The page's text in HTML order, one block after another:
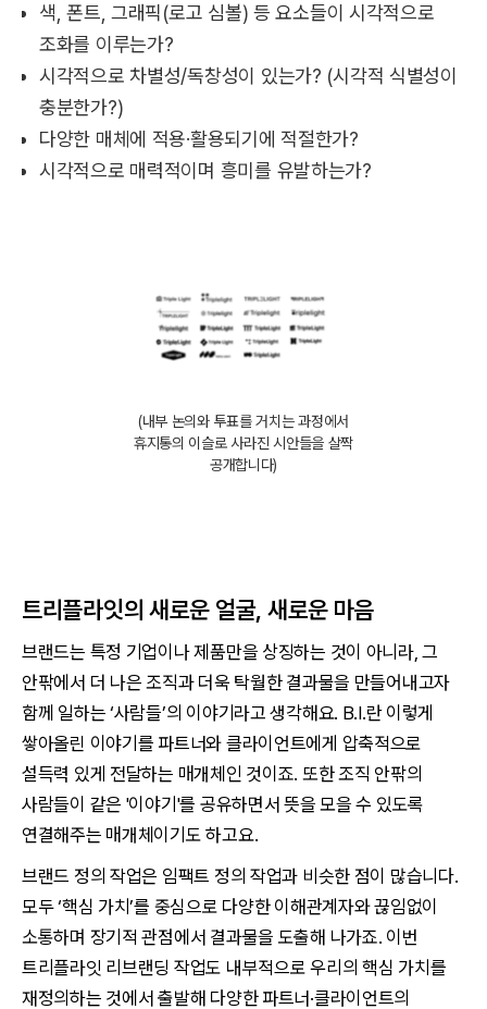
색, 폰트, 그래픽(로고 심볼) 등 요소들이 시각적으로
조화를 이루는가?
시각적으로 차별성/독창성이 있는가? (시각적 식별성이
충분한가?)
다양한 매체에 적용·활용되기에 적절한가?
시각적으로 매력적이며 흥미를 유발하는가?
(내부 논의와 투표를 거치는 과정에서
휴지통의 이슬로 사라진 시안들을 살짝
공개합니다)
트리플라잇의 새로운 얼굴, 새로운 마음
브랜드는 특정 기업이나 제품만을 상징하는 것이 아니라, 그
안팎에서 더 나은 조직과 더욱 탁월한 결과물을 만들어내고자
함께 일하는 ‘사람들’의 이야기라고 생각해요. B.I.란 이렇게
쌓아올린 이야기를 파트너와 클라이언트에게 압축적으로
설득력 있게 전달하는 매개체인 것이죠. 또한 조직 안팎의
사람들이 같은 '이야기'를 공유하면서 뜻을 모을 수 있도록
연결해주는 매개체이기도 하고요.
브랜드 정의 작업은 임팩트 정의 작업과 비슷한 점이 많습니다.
모두 ‘핵심 가치’를 중심으로 다양한 이해관계자와 끊임없이
소통하며 장기적 관점에서 결과물을 도출해 나가죠. 이번
트리플라잇 리브랜딩 작업도 내부적으로 우리의 핵심 가치를
재정의하는 것에서 출발해 다양한 파트너·클라이언트의